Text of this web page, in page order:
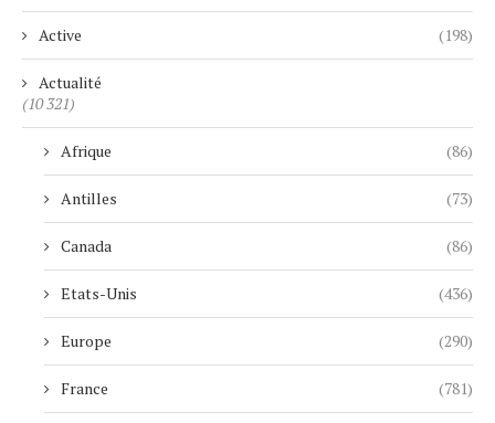
Active (198)
Actualité
(10 321)
Afrique (86)
Antilles (73)
Canada (86)
Etats-Unis (436)
Europe (290)
France (781)